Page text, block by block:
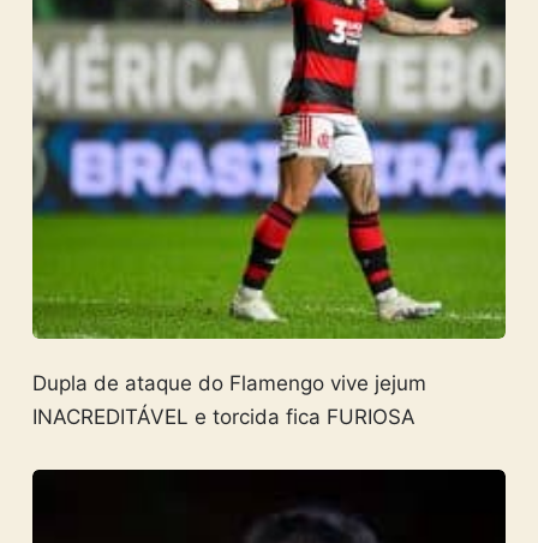
Dupla de ataque do Flamengo vive jejum
INACREDITÁVEL e torcida fica FURIOSA